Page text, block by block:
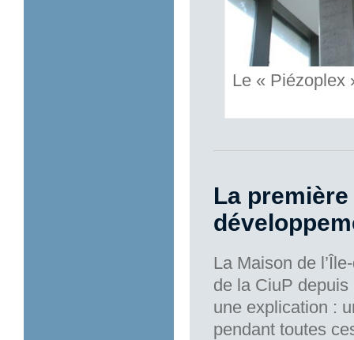
Le « Piézoplex
La
La Maison de
de la CiuP
une explication :
pendant toutes